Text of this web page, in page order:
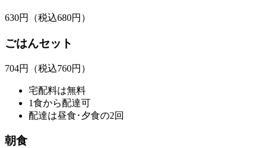
630円 （税込680円）
ごはんセット
704円 （税込760円）
宅配料は無料
1食から配達可
配達は昼食･夕食の2回
朝食